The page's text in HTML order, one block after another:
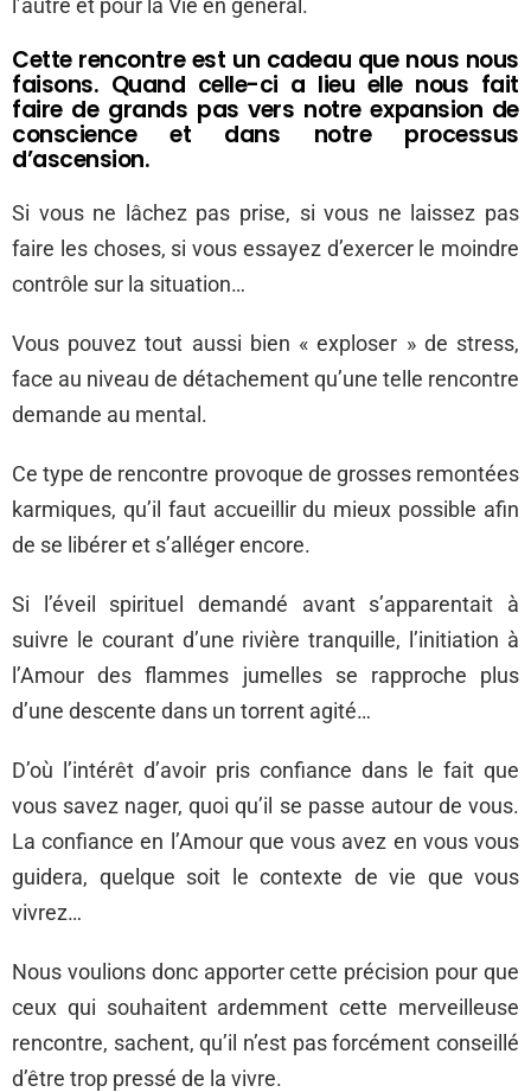
l’autre et pour la Vie en général.
Cette rencontre est un cadeau que nous nous
faisons. Quand celle-ci a lieu elle nous fait
faire de grands pas vers notre expansion de
conscience et dans notre processus
d’ascension.
Si vous ne lâchez pas prise, si vous ne laissez pas
faire les choses, si vous essayez d’exercer le moindre
contrôle sur la situation…
Vous pouvez tout aussi bien « exploser » de stress,
face au niveau de détachement qu’une telle rencontre
demande au mental.
Ce type de rencontre provoque de grosses remontées
karmiques, qu’il faut accueillir du mieux possible afin
de se libérer et s’alléger encore.
Si l’éveil spirituel demandé avant s’apparentait à
suivre le courant d’une rivière tranquille, l’initiation à
l’Amour des flammes jumelles se rapproche plus
d’une descente dans un torrent agité…
D’où l’intérêt d’avoir pris confiance dans le fait que
vous savez nager, quoi qu’il se passe autour de vous.
La confiance en l’Amour que vous avez en vous vous
guidera, quelque soit le contexte de vie que vous
vivrez…
Nous voulions donc apporter cette précision pour que
ceux qui souhaitent ardemment cette merveilleuse
rencontre, sachent, qu’il n’est pas forcément conseillé
d’être trop pressé de la vivre.